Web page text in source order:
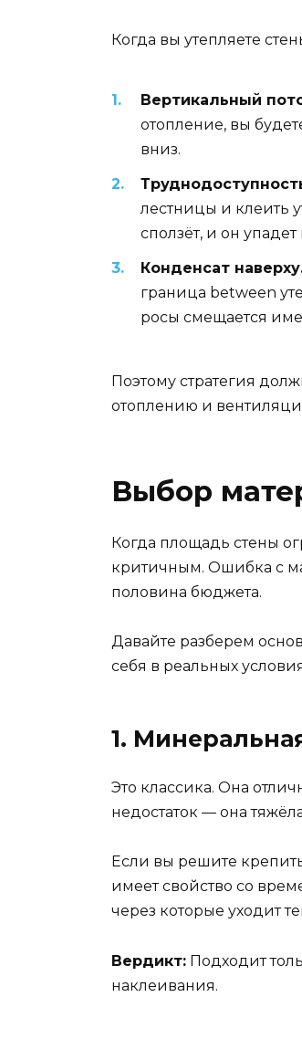
Когда вы утепляете
Вертикальный
отопление, вы
вниз.
лестницы и клеить
сползёт, и он упадет
Конденсат
граница between
росы смещается
Поэтому стратегия
отоплению и
Выбор
Когда площадь стены
критичным. Ошибка с
половина бюджета.
Давайте разберем
себя в реальных
1.
Это классика. Она
недостаток — она
Если вы решите
имеет свойство со
через которые уходит
Вердикт: Подходит
наклеивания.